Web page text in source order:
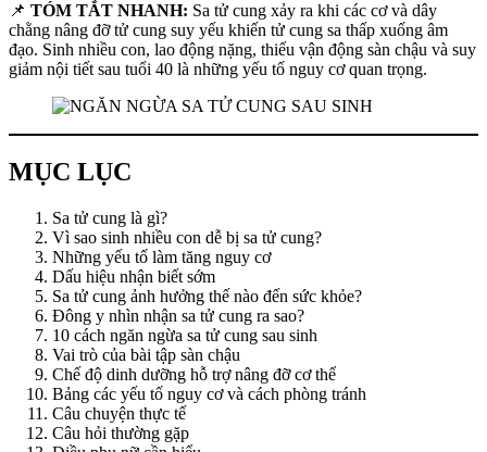
📌 TÓM TẮT NHANH: Sa tử cung xảy ra khi các cơ và dây
chằng nâng đỡ tử cung suy yếu khiến tử cung sa thấp xuống âm
đạo. Sinh nhiều con, lao động nặng, thiếu vận động sàn chậu và suy
giảm nội tiết sau tuổi 40 là những yếu tố nguy cơ quan trọng.
MỤC LỤC
Sa tử cung là gì?
Vì sao sinh nhiều con dễ bị sa tử cung?
Những yếu tố làm tăng nguy cơ
Dấu hiệu nhận biết sớm
Sa tử cung ảnh hưởng thế nào đến sức khỏe?
Đông y nhìn nhận sa tử cung ra sao?
10 cách ngăn ngừa sa tử cung sau sinh
Vai trò của bài tập sàn chậu
Chế độ dinh dưỡng hỗ trợ nâng đỡ cơ thể
Bảng các yếu tố nguy cơ và cách phòng tránh
Câu chuyện thực tế
Câu hỏi thường gặp